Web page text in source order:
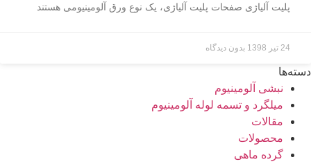
پلیت آلیاژی صفحات پلیت آلیاژی، یک نوع ورق آلومینیومی هستند
24 تیر 1398 بدون دیدگاه
دسته‌ها
نبشی آلومینیوم
میلگرد و تسمه لوله آلومینیوم
مقالات
محصولات
گرده ماهی